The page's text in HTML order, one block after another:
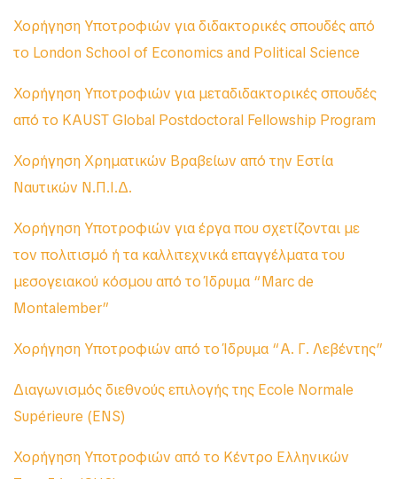
Χορήγηση Υποτροφιών για διδακτορικές σπουδές από
το London School of Economics and Political Science
Χορήγηση Υποτροφιών για μεταδιδακτορικές σπουδές
από το KAUST Global Postdoctoral Fellowship Program
Χορήγηση Χρηματικών Βραβείων από την Εστία
Ναυτικών Ν.Π.Ι.Δ.
Χορήγηση Υποτροφιών για έργα που σχετίζονται με
τον πολιτισμό ή τα καλλιτεχνικά επαγγέλματα του
μεσογειακού κόσμου από το Ίδρυμα “Marc de
Montalember”
Χορήγηση Υποτροφιών από το Ίδρυμα “Α. Γ. Λεβέντης”
Διαγωνισμός διεθνούς επιλογής της Ecole Normale
Supérieure (ENS)
Χορήγηση Υποτροφιών από το Κέντρο Ελληνικών